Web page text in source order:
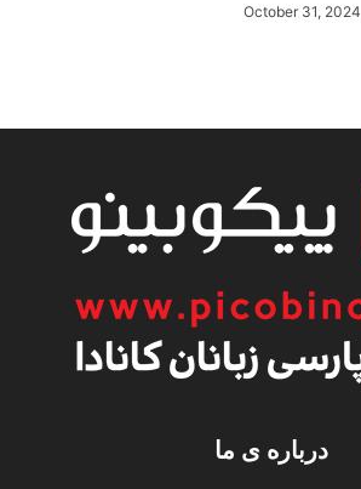
October 31, 2024
درباره ی ما